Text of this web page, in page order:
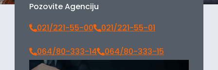
Pozovite Agenciju
021/221-55-00
021/221-55-01
064/80-333-14 064/80-333-15